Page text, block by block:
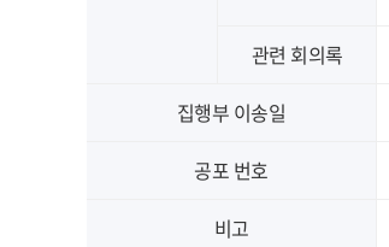
관련 회의록
집행부 이송일
공포 번호
비고